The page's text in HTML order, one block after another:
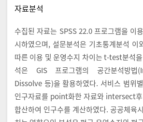
자료분석
수집된 자료는 SPSS 22.0 프로그램을 이
시하였으며, 설문분석은 기초통계분석 이
따른 이용 및 운영수지 차이는 t-test분석
석은 GIS 프로그램의 공간분석방법
Dissolve 등)을 활용하였다. 서비스 범위
인구자료를 point화한 자료와 intersect후
합산하여 인구수를 계산하였다. 공공체육